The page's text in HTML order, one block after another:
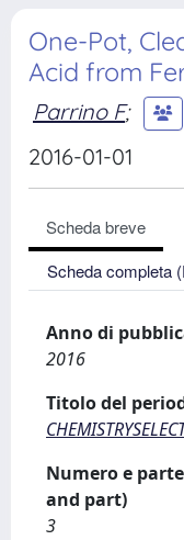
One-Pot,
Acid from
Parrino F;
2016-01-01
Scheda breve
Scheda completa
Anno di
2016
Titolo del
Numero e
and part)
3